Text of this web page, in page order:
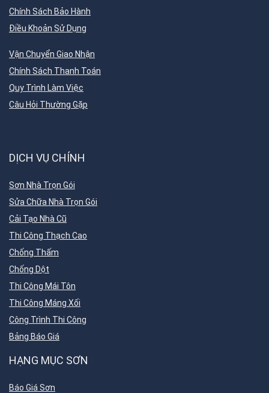
Chính Sách Bảo Hành
Điều Khoản Sử Dụng
Vận Chuyển Giao Nhận
Chính Sách Thanh Toán
Quy Trình Làm Việc
Câu Hỏi Thường Gặp
DỊCH VỤ CHÍNH
Sơn Nhà Trọn Gói
Sửa Chữa Nhà Trọn Gói
Cải Tạo Nhà Cũ
Thi Công Thạch Cao
Chống Thấm
Chống Dột
Thi Công Mái Tôn
Thi Công Máng Xối
Công Trình Thi Công
Bảng Báo Giá
HẠNG MỤC SƠN
Báo Giá Sơn